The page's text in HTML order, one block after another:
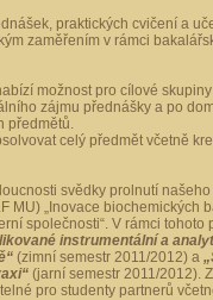
praktických cvičení a
zaměřením v rámci
možnost pro cílové
zájmu přednášky a po
předmětů.
celý předmět včetně
svědky prolnutí
MU) „Inovace biochemických
společnosti“. V rámci tohoto
instrumentální a
(zimní semestr 2011/2012) a
(jarní semestr 2011/2012).
pro studenty partnerů